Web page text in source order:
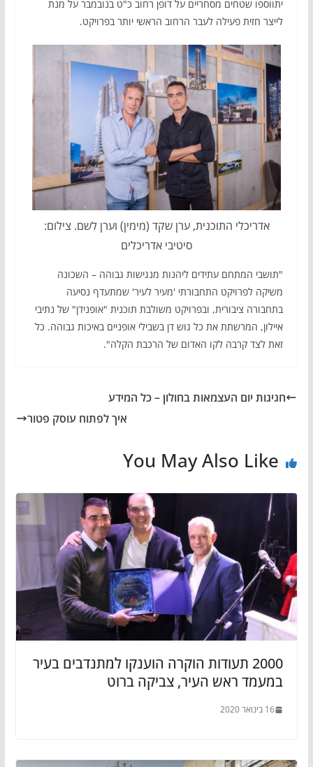
יתווספו שטחים מסחריים על דופן רחוב כ"ט בנובמבר על מנת
לייצר חזית פעילה לעבר הרחוב הראשי יותר בפרויקט.
אדריכלי התוכנית, ערן שקד (מימין) וערן לשם. צילום:
סיטיבי אדריכלים
"תושבי המתחם עתידים ליהנות מנגישות גבוהה – השכונה
משיקה לפרויקט התחבורתי 'מעיר לעיר' שמתעדף נסיעה
בתחבורה ציבורית, ובפרויקט משולבת תוכנית "אופנידן" של נתיבי
איילון, המרשתת את כל גוש דן בשבילי אופניים באיכות גבוהה. כל
זאת לצד קרבה לקו האדום של הרכבת הקלה".
חגיגות יום העצמאות בחולון – כל המידע
איך לפתוח עוסק פטור
You May Also Like
2000 תעודות הוקרה הוענקו למתנדבים בעיר
במעמד ראש העיר, צביקה ברוט
16 בינואר 2020